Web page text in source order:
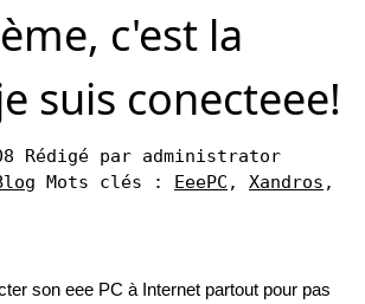
c'est la
suis conecteee!
Rédigé par administrator
Mots clés : EeePC , Xandros ,
son eee PC à Internet partout pour pas